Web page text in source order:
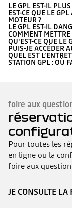
LE GPL EST-IL
EST-CE QUE LE
MOTEUR ?
LE GPL EST-IL
COMMENT
QU'EST-CE QUE LE
PUIS-JE ACCÉDER
QUEL EST
STATION GPL : OÙ
foire aux
Pour toutes les
en ligne ou la
foire aux
JE CONSULTE LA